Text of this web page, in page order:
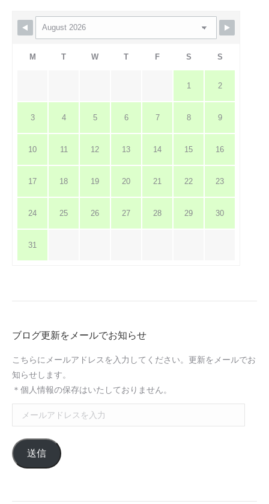
M T W T F S S
1 2
3 4 5 6 7 8 9
10 11 12 13 14 15 16
17 18 19 20 21 22 23
24 25 26 27 28 29 30
31
ブログ更新をメールでお知らせ
こちらにメールアドレスを入力してください。更新をメールでお
知らせします。
＊個人情報の保存はいたしておりません。
ー
ル
ア
ス
送信